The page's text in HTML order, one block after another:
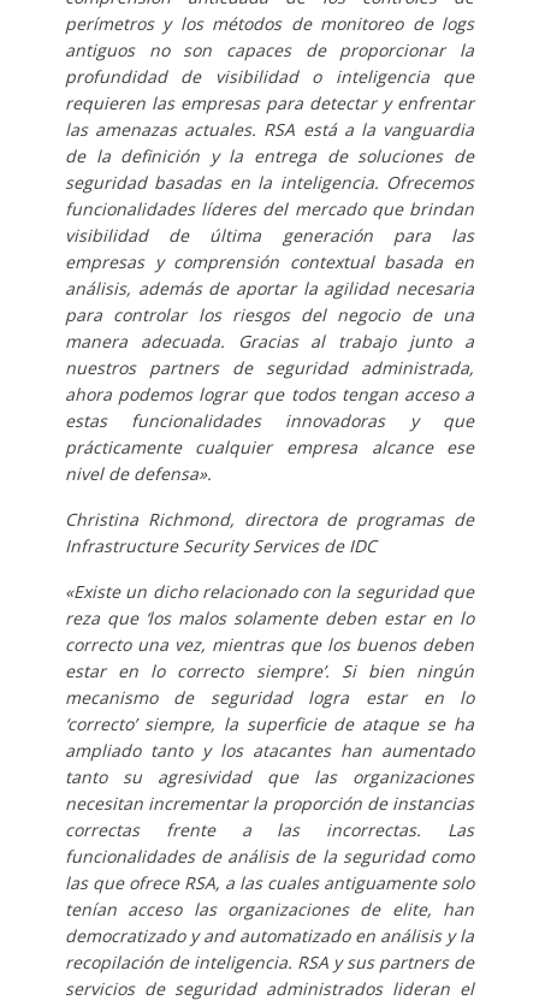
perímetros y los métodos de monitoreo de logs
antiguos no son capaces de proporcionar la
profundidad de visibilidad o inteligencia que
requieren las empresas para detectar y enfrentar
las amenazas actuales. RSA está a la vanguardia
de la definición y la entrega de soluciones de
seguridad basadas en la inteligencia. Ofrecemos
funcionalidades líderes del mercado que brindan
visibilidad de última generación para las
empresas y comprensión contextual basada en
análisis, además de aportar la agilidad necesaria
para controlar los riesgos del negocio de una
manera adecuada. Gracias al trabajo junto a
nuestros partners de seguridad administrada,
ahora podemos lograr que todos tengan acceso a
estas funcionalidades innovadoras y que
prácticamente cualquier empresa alcance ese
nivel de defensa».
Christina Richmond, directora de programas de
Infrastructure Security Services de IDC
«Existe un dicho relacionado con la seguridad que
reza que ‘los malos solamente deben estar en lo
correcto una vez, mientras que los buenos deben
estar en lo correcto siempre’. Si bien ningún
mecanismo de seguridad logra estar en lo
‘correcto’ siempre, la superficie de ataque se ha
ampliado tanto y los atacantes han aumentado
tanto su agresividad que las organizaciones
necesitan incrementar la proporción de instancias
correctas frente a las incorrectas. Las
funcionalidades de análisis de la seguridad como
las que ofrece RSA, a las cuales antiguamente solo
tenían acceso las organizaciones de elite, han
democratizado y and automatizado en análisis y la
recopilación de inteligencia. RSA y sus partners de
servicios de seguridad administrados lideran el